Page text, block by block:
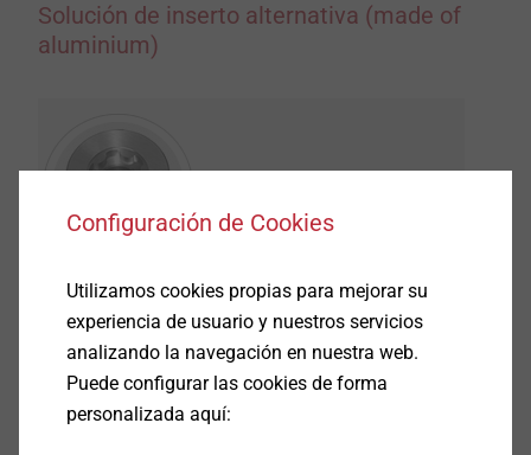
Solución de inserto alternativa (made of
aluminium)
Configuración de Cookies
Utilizamos cookies propias para mejorar su
experiencia de usuario y nuestros servicios
analizando la navegación en nuestra web.
Puede configurar las cookies de forma
personalizada aquí: